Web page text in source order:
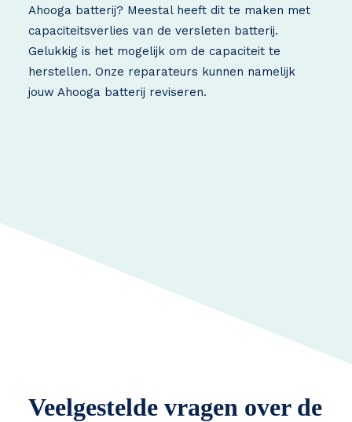
Ahooga batterij? Meestal heeft dit te maken met
capaciteitsverlies van de versleten batterij.
Gelukkig is het mogelijk om de capaciteit te
herstellen. Onze reparateurs kunnen namelijk
jouw Ahooga batterij reviseren.
Veelgestelde vragen over de